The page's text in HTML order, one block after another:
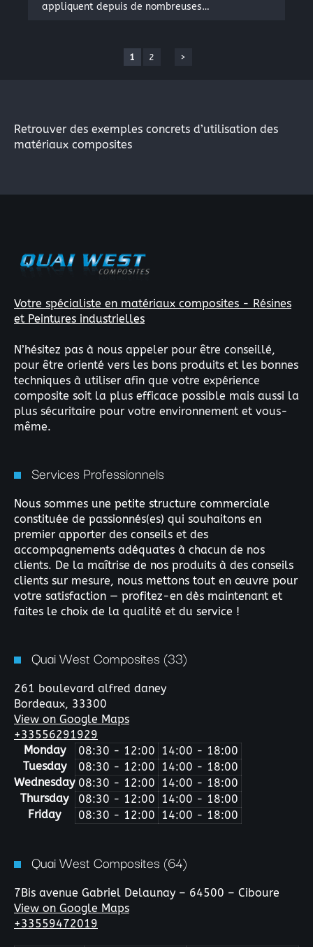
Retrouver des exemples concrets d’utilisation des
matériaux composites
appliquent depuis de nombreuses…
1 2 >
Votre spécialiste en matériaux composites - Résines
et Peintures industrielles
N’hésitez pas à nous appeler pour être conseillé,
pour être orienté vers les bons produits et les bonnes
techniques à utiliser afin que votre expérience
composite soit la plus efficace possible mais aussi la
plus sécuritaire pour votre environnement et vous-
même.
Services Professionnels
Nous sommes une petite structure commerciale
constituée de passionnés(es) qui souhaitons en
premier apporter des conseils et des
accompagnements adéquates à chacun de nos
clients. De la maîtrise de nos produits à des conseils
clients sur mesure, nous mettons tout en œuvre pour
votre satisfaction — profitez-en dès maintenant et
faites le choix de la qualité et du service !
Quai West Composites (33)
261 boulevard alfred daney
Bordeaux, 33300
View on Google Maps
+33556291929
Monday
08:30 - 12:00 14:00 - 18:00
Tuesday
08:30 - 12:00 14:00 - 18:00
Wednesday 08:30 - 12:00 14:00 - 18:00
Thursday
08:30 - 12:00 14:00 - 18:00
Friday
08:30 - 12:00 14:00 - 18:00
Quai West Composites (64)
7Bis avenue Gabriel Delaunay – 64500 – Ciboure
View on Google Maps
+33559472019